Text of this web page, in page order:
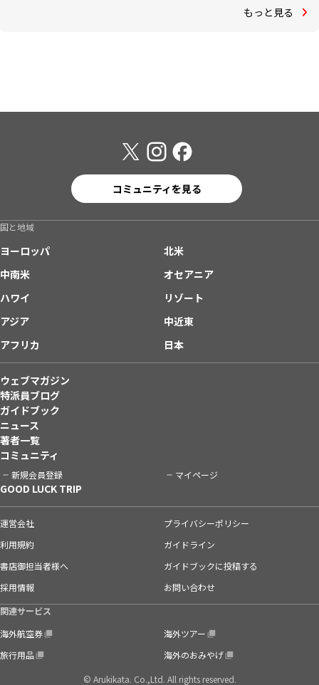
もっと見る
コミュニティを見る
国と地域
ヨーロッパ
北米
中南米
オセアニア
ハワイ
リゾート
アジア
中近東
アフリカ
日本
ウェブマガジン
特派員ブログ
ガイドブック
ニュース
著者一覧
コミュニティ
新規会員登録 マイページ
GOOD LUCK TRIP
運営会社
プライバシーポリシー
利用規約
ガイドライン
書店御担当者様へ
ガイドブックに投稿する
採用情報
お問い合わせ
関連サービス
海外航空券
海外ツアー
旅行用品
海外のおみやげ
© Arukikata. Co.,Ltd. All rights reserved.